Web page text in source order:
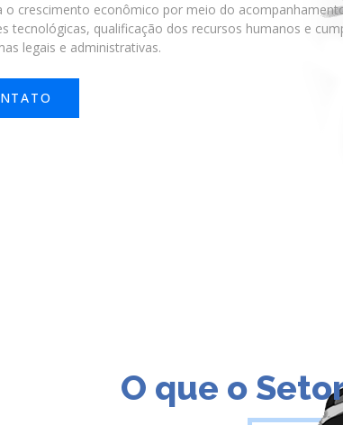
o crescimento econômico por meio do
tecnológicas, qualificação dos recursos humanos e
legais e administrativas.
O que o